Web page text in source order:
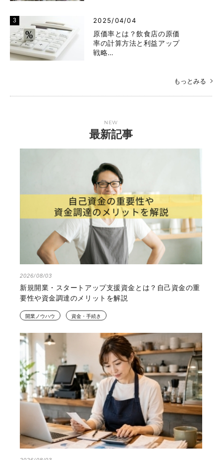
2025/04/04
原価率とは？飲食店の原価
率の計算方法と利益アップ
戦略…
もっとみる
NEW
最新記事
2026/08/03
新規開業・スタートアップ支援資金とは？自己資金の重
要性や資金調達のメリットを解説
開業ノウハウ 資金・手続き